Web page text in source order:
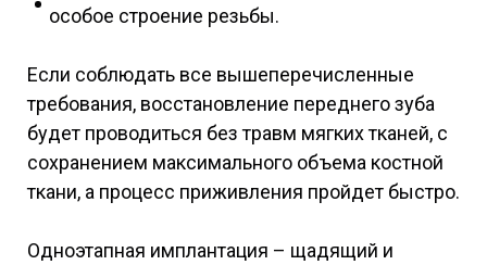
особое строение резьбы.
Если соблюдать все вышеперечисленные
требования, восстановление переднего зуба
будет проводиться без травм мягких тканей, с
сохранением максимального объема костной
ткани, а процесс приживления пройдет быстро.
Одноэтапная имплантация – щадящий и